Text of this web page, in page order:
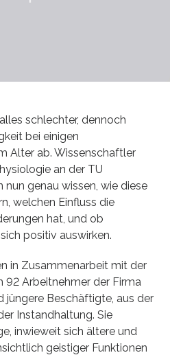
schlechter, dennoch
bei einigen
Alter ab. Wissenschaftler
an der TU
genau wissen, wie diese
welchen Einfluss die
hat, und ob
positiv auswirken.
in Zusammenarbeit mit der
92 Arbeitnehmer der Firma
jüngere Beschäftigte, aus der
Instandhaltung. Sie
inwieweit sich ältere und
geistiger Funktionen